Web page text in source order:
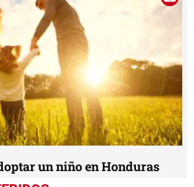
un niño en Honduras